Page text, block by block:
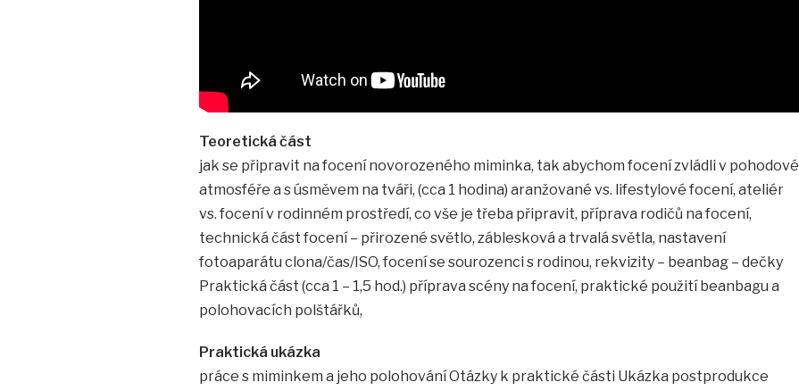
Teoretická část
jak se připravit na focení novorozeného miminka, tak abychom focení zvládli v pohodové
atmosféře a s úsměvem na tváři, (cca 1 hodina) aranžované vs. lifestylové focení, ateliér
vs. focení v rodinném prostředí, co vše je třeba připravit, příprava rodičů na focení,
technická část focení – přirozené světlo, záblesková a trvalá světla, nastavení
fotoaparátu clona/čas/ISO, focení se sourozenci s rodinou, rekvizity – beanbag – dečky
Praktická část (cca 1 – 1,5 hod.) příprava scény na focení, praktické použití beanbagu a
polohovacích polštářků,
Praktická ukázka
práce s miminkem a jeho polohování Otázky k praktické části Ukázka postprodukce